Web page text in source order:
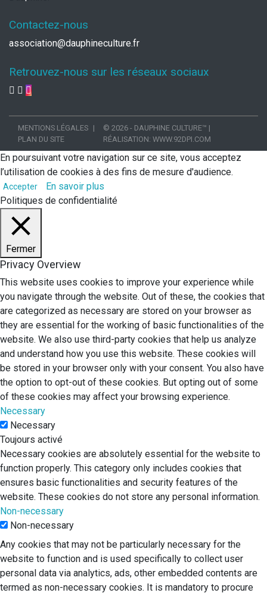
Contactez-nous
association@dauphineculture.fr
Retrouvez-nous sur les réseaux sociaux
MENTIONS LÉGALES
PLAN DU SITE
© 2026 - DAUPHINE CULTURE™ |
RÉALISATION: WWW.92DPI.COM
En poursuivant votre navigation sur ce site, vous acceptez
l’utilisation de cookies à des fins de mesure d'audience.
Accepter
En savoir plus
Politiques de confidentialité
Fermer
Privacy Overview
This website uses cookies to improve your experience while
you navigate through the website. Out of these, the cookies that
are categorized as necessary are stored on your browser as
they are essential for the working of basic functionalities of the
website. We also use third-party cookies that help us analyze
and understand how you use this website. These cookies will
be stored in your browser only with your consent. You also have
the option to opt-out of these cookies. But opting out of some
of these cookies may affect your browsing experience.
Necessary
Necessary
Toujours activé
Necessary cookies are absolutely essential for the website to
function properly. This category only includes cookies that
ensures basic functionalities and security features of the
website. These cookies do not store any personal information.
Non-necessary
Non-necessary
Any cookies that may not be particularly necessary for the
website to function and is used specifically to collect user
personal data via analytics, ads, other embedded contents are
termed as non-necessary cookies. It is mandatory to procure